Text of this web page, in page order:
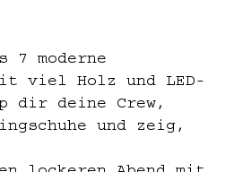
7 moderne
viel Holz und LED-
dir deine Crew,
und zeig,